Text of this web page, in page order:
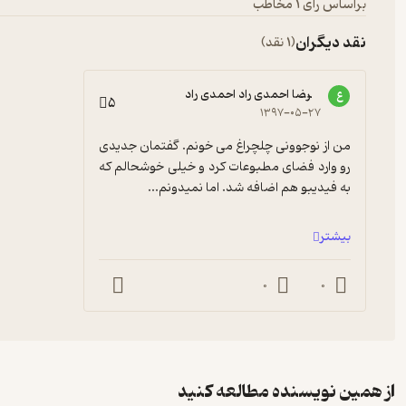
براساس رأی 1 مخاطب
نقد دیگران(1 نقد)
ع علیرضا احمدی راد احمدی راد
۱۳۹۷-۰۵-۲۷ 5
به فیدیبو هم اضافه شد. اما نمیدونم...
بیشتر
0
0
از همین نویسنده مطالعه کنید